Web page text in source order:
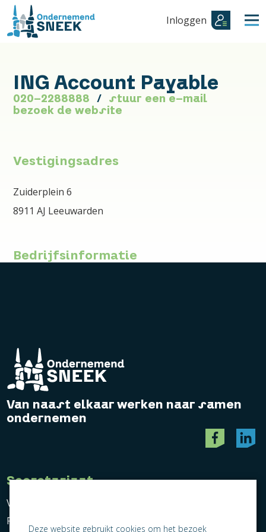
Inloggen
ING Account Payable
020-2288888
stuur een e-mail
bezoek de website
Vestigingsadres
Zuiderplein 6
8911 AJ Leeuwarden
Bedrijfsinformatie
Van naast elkaar werken naar samen
ondernemen
Secretariaat
Vereniging Ondernemend Sneek
Postbus 464
Deze website gebruikt cookies om het bezoek